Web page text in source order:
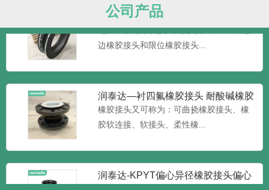
公司产品
润泰达—端面全密封橡胶接头 大口径
端面全密封橡胶接头我们可以叫它：大翻
边橡胶接头和限位橡胶接头...
润泰达—衬四氟橡胶接头 耐酸碱橡胶
软接头
橡胶接头又可称为：可曲挠橡胶接头、橡
胶软连接、软接头、柔性橡...
润泰达-KPYT偏心异径橡胶接头偏心
变径橡胶软接头柔性接头
润泰达-KPYT偏心异径橡胶接头偏心变径